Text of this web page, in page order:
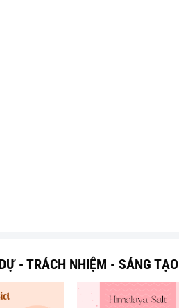
- TRÁCH NHIỆM - SÁNG TẠO